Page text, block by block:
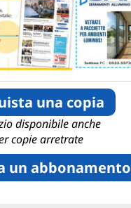
una copia
disponibile anche
copie arretrate
un abbonamento